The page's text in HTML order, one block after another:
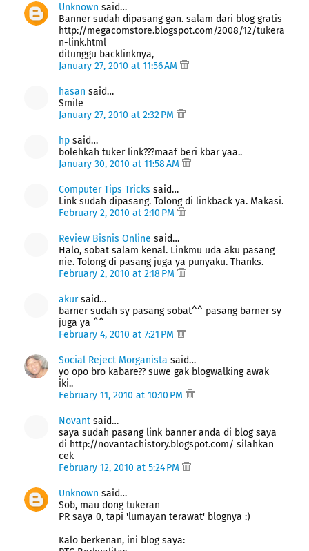
Unknown said…
Banner sudah dipasang gan. salam dari blog gratis
http://megacomstore.blogspot.com/2008/12/tukera
n-link.html
ditunggu backlinknya,
January 27, 2010 at 11:56 AM
hasan said…
Smile
January 27, 2010 at 2:32 PM
hp said…
bolehkah tuker link???maaf beri kbar yaa..
January 30, 2010 at 11:58 AM
Computer Tips Tricks said…
Link sudah dipasang. Tolong di linkback ya. Makasi.
February 2, 2010 at 2:10 PM
Review Bisnis Online said…
Halo, sobat salam kenal. Linkmu uda aku pasang
nie. Tolong di pasang juga ya punyaku. Thanks.
February 2, 2010 at 2:18 PM
akursaid…
barner sudah sy pasang sobat^^ pasang barner sy
juga ya ^^
February 4, 2010 at 7:21 PM
Social Reject Morganista said…
yo opo bro kabare?? suwe gak blogwalking awak
iki..
February 11, 2010 at 10:10 PM
Novant said…
saya sudah pasang link banner anda di blog saya
di http://novantachistory.blogspot.com/ silahkan
cek
February 12, 2010 at 5:24 PM
Unknown said…
Sob, mau dong tukeran
PR saya 0, tapi 'lumayan terawat' blognya :)
Kalo berkenan, ini blog saya: